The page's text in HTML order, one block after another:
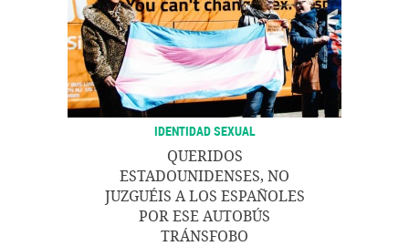
IDENTIDAD SEXUAL
QUERIDOS
ESTADOUNIDENSES, NO
JUZGUÉIS A LOS ESPAÑOLES
POR ESE AUTOBÚS
TRÁNSFOBO